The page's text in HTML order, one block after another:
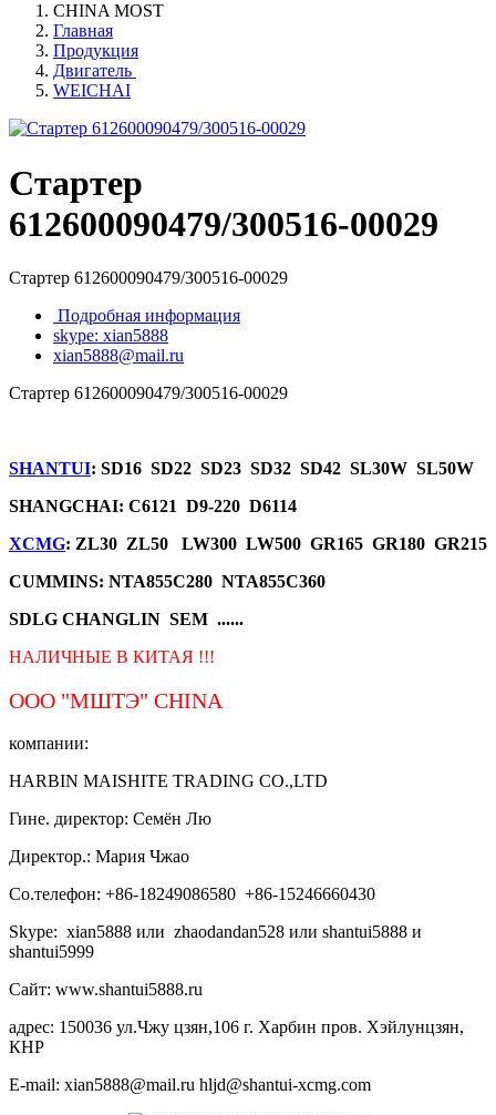
CHINA MOST
Главная
Продукция
Двигатель
WEICHAI
Стартер
612600090479/300516-00029
Стартер 612600090479/300516-00029
Подробная информация
skype: xian5888
xian5888@mail.ru
Стартер 612600090479/300516-00029
SHANTUI: SD16 SD22 SD23 SD32 SD42 SL30W SL50W
SHANGCHAI: C6121 D9-220 D6114
XCMG: ZL30 ZL50 LW300 LW500 GR165 GR180 GR215
CUMMINS: NTA855C280 NTA855C360
SDLG CHANGLIN SEM ......
НАЛИЧНЫЕ В КИТАЯ !!!
ООО "МШТЭ" CHINA
компании:
HARBIN MAISHITE TRADING CO.,LTD
Гине. директор: Семён Лю
Директор.: Мария Чжао
Со.телефон: +86-18249086580 +86-15246660430
Skype: xian5888 или zhaodandan528 или shantui5888 и
shantui5999
Сайт: www.shantui5888.ru
адрес: 150036 ул.Чжу цзян,106 г. Харбин пров. Хэйлунцзян,
КНР
E-mail: xian5888@mail.ru hljd@shantui-xcmg.com